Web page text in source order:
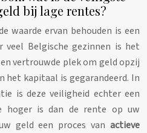
bij lage rentes?
waarde ervan behouden is een
veel Belgische gezinnen is het
vertrouwde plek om geld opzij
kapitaal is gegarandeerd. In
is deze veiligheid echter een
hoger is dan de rente op uw
geld een proces van actieve